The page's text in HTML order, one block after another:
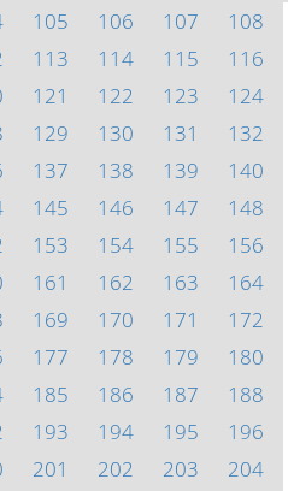
105 106 107
108
113 114 115
116
121 122 123
124
129 130 131
132
137 138 139
140
145 146 147
148
153 154 155
156
161 162 163
164
169 170 171
172
177 178 179
180
185 186 187
188
193 194 195
196
201 202 203
204